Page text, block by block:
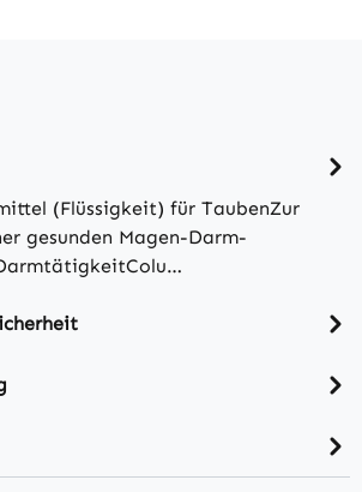
(Flüssigkeit) für TaubenZur
gesunden Magen-Darm-